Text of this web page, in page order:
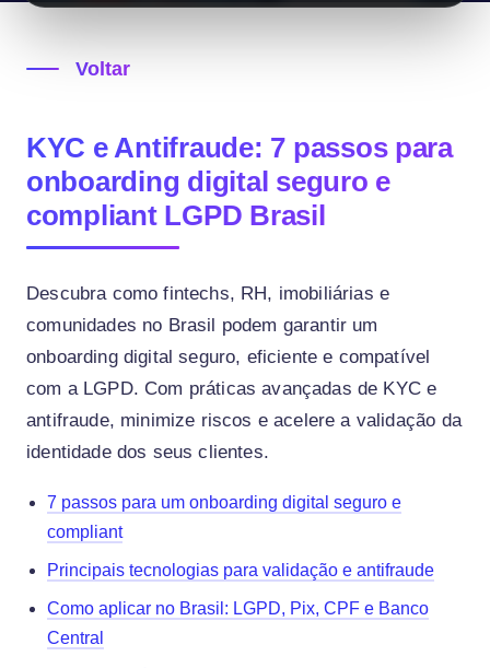
Voltar
KYC e Antifraude: 7 passos para
onboarding digital seguro e
compliant LGPD Brasil
Descubra como fintechs, RH, imobiliárias e
comunidades no Brasil podem garantir um
onboarding digital seguro, eficiente e compatível
com a LGPD. Com práticas avançadas de KYC e
antifraude, minimize riscos e acelere a validação da
identidade dos seus clientes.
7 passos para um onboarding digital seguro e
compliant
Principais tecnologias para validação e antifraude
Como aplicar no Brasil: LGPD, Pix, CPF e Banco
Central